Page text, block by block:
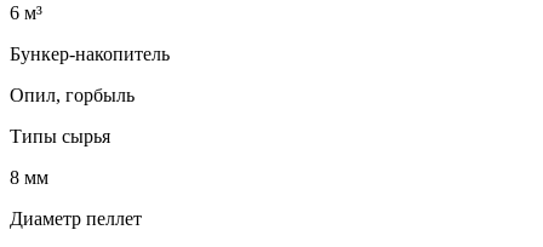
6 м³
Бункер-накопитель
Опил, горбыль
Типы сырья
8 мм
Диаметр пеллет